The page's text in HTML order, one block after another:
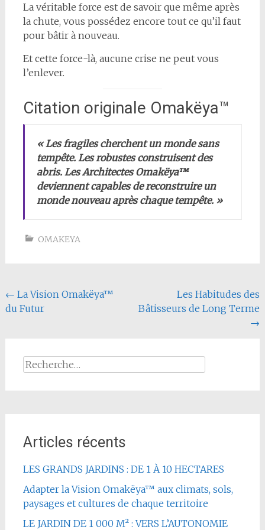
La véritable force est de savoir que même après
la chute, vous possédez encore tout ce qu’il faut
pour bâtir à nouveau.
Et cette force-là, aucune crise ne peut vous
l’enlever.
Citation originale Omakëya™
« Les fragiles cherchent un monde sans
tempête. Les robustes construisent des
abris. Les Architectes Omakëya™
deviennent capables de reconstruire un
monde nouveau après chaque tempête. »
OMAKEYA
Navigation
de
← La Vision Omakëya™
du Futur
Les Habitudes des
Bâtisseurs de Long Terme
→
Rechercher :
Articles récents
LES GRANDS JARDINS : DE 1 À 10 HECTARES
Adapter la Vision Omakëya™ aux climats, sols,
paysages et cultures de chaque territoire
LE JARDIN DE 1 000 M² : VERS L’AUTONOMIE